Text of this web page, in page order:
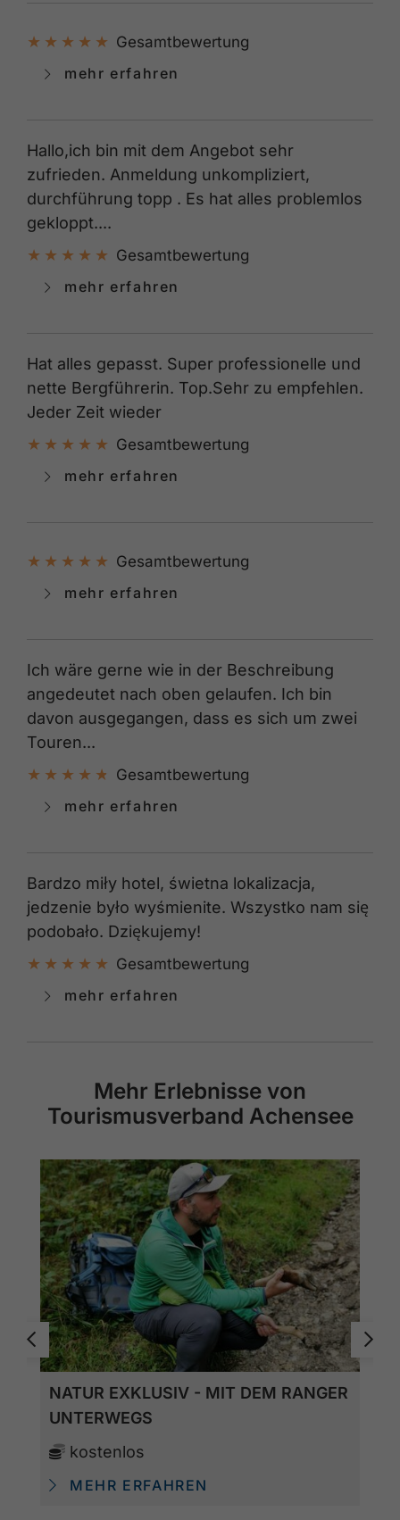
Gesamtbewertung
mehr erfahren
Hallo,ich bin mit dem Angebot sehr
zufrieden. Anmeldung unkompliziert,
durchführung topp . Es hat alles problemlos
gekloppt....
Gesamtbewertung
mehr erfahren
Hat alles gepasst. Super professionelle und
nette Bergführerin. Top.Sehr zu empfehlen.
Jeder Zeit wieder
Gesamtbewertung
mehr erfahren
Gesamtbewertung
mehr erfahren
Ich wäre gerne wie in der Beschreibung
angedeutet nach oben gelaufen. Ich bin
davon ausgegangen, dass es sich um zwei
Touren...
Gesamtbewertung
mehr erfahren
Bardzo miły hotel, świetna lokalizacja,
jedzenie było wyśmienite. Wszystko nam się
podobało. Dziękujemy!
Gesamtbewertung
mehr erfahren
Mehr Erlebnisse von
Tourismusverband Achensee
NATUR EXKLUSIV - MIT DEM RANGER
UNTERWEGS
kostenlos
MEHR ERFAHREN